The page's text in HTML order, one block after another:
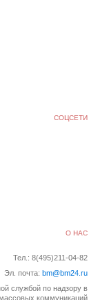
СОЦСЕТИ
О НАС
Тел.: 8(495)211-04-82
Эл. почта: bm@bm24.ru
службой по надзору в
коммуникаций